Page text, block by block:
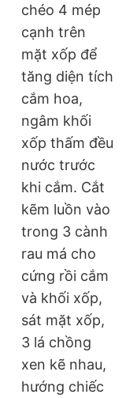
chéo 4 mép
cạnh trên
mặt xốp để
tăng diện tích
cắm hoa,
ngâm khối
xốp thấm đều
nước trước
khi cắm. Cắt
kẽm luồn vào
trong 3 cành
rau má cho
cứng rồi cắm
và khối xốp,
sát mặt xốp,
3 lá chồng
xen kẽ nhau,
hướng chiếc